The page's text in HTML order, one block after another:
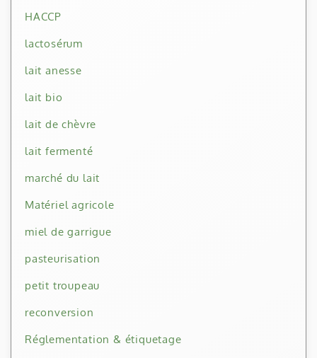
HACCP
lactosérum
lait anesse
lait bio
lait de chèvre
lait fermenté
marché du lait
Matériel agricole
miel de garrigue
pasteurisation
petit troupeau
reconversion
Réglementation & étiquetage